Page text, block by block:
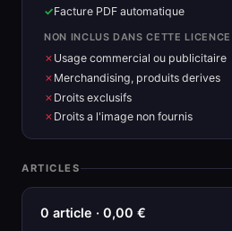
Facture PDF automatique
NON INCLUS DANS CETTE LICENCE
Usage commercial ou publicitaire
Merchandising, produits derives
Droits exclusifs
Droits a l'image non fournis
ARTICLES
0 article · 0,00 €